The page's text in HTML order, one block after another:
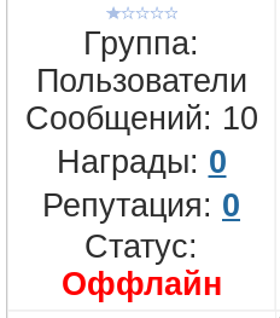
Группа:
Пользователи
Сообщений: 10
Награды: 0
Репутация: 0
Статус:
Оффлайн